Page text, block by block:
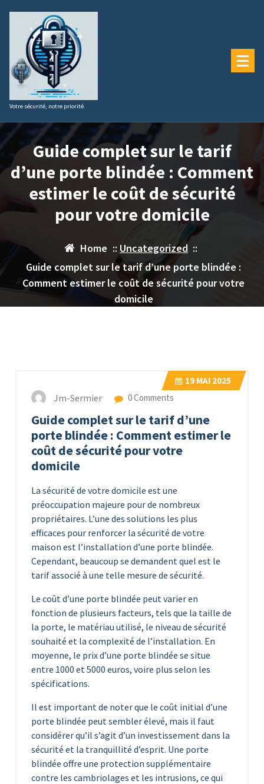
contenu
Votre sécurité, notre priorité.
Guide complet sur le tarif
d’une porte blindée : Comment
estimer le coût de sécurité
pour votre domicile
Home :: Uncategorized ::
Guide complet sur le tarif d’une porte blindée :
Comment estimer le coût de sécurité pour votre
domicile
19 MAI 2025
Jm-Sermier 0 Comments
Guide complet sur le tarif d’une
porte blindée : Comment estimer le
coût de sécurité pour votre
domicile
La sécurité de votre domicile est une
préoccupation majeure pour de nombreux
propriétaires. L’une des solutions les plus
efficaces pour renforcer la sécurité de votre
maison est l’installation d’une porte blindée.
Cependant, beaucoup se demandent quel est le
tarif associé à une telle mesure de sécurité.
Le coût d’une porte blindée peut varier en
fonction de plusieurs facteurs, tels que la taille de
la porte, le matériau utilisé, le niveau de sécurité
souhaité et la complexité de l’installation. En
moyenne, le prix d’une porte blindée se situe
entre 1000 et 5000 euros, voire plus selon les
spécifications.
Il est important de noter que le coût initial d’une
porte blindée peut sembler élevé, mais il faut
considérer qu’il s’agit d’un investissement dans la
sécurité et la tranquillité d’esprit. Une porte
blindée offre une protection supplémentaire
contre les cambriolages et les intrusions, ce qui